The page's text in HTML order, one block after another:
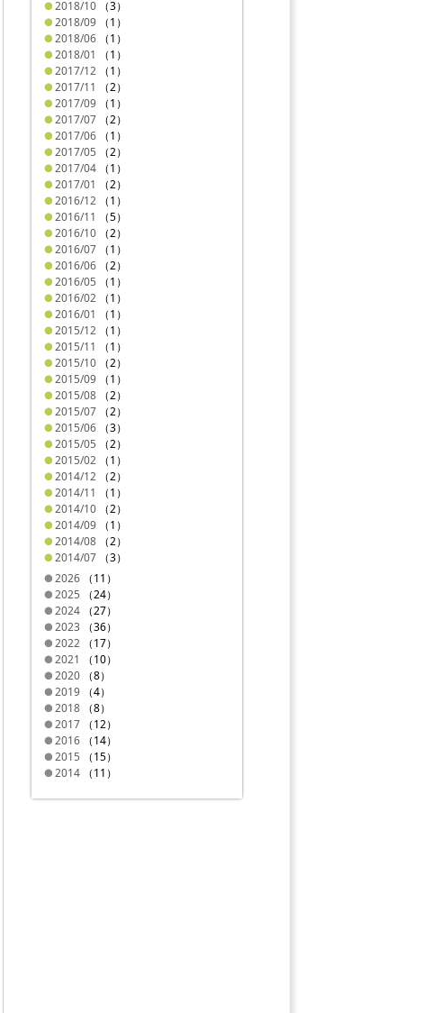
2018/10 （3）
2018/09 （1）
2018/06 （1）
2018/01
（1）
2017/12 （1）
2017/11
（2）
2017/09 （1）
2017/07 （2）
2017/06 （1）
2017/05 （2）
2017/04 （1）
2017/01
（2）
2016/12 （1）
2016/11
（5）
2016/10 （2）
2016/07 （1）
2016/06 （2）
2016/05 （1）
2016/02 （1）
2016/01
（1）
2015/12 （1）
2015/11
（1）
2015/10 （2）
2015/09 （1）
2015/08 （2）
2015/07 （2）
2015/06 （3）
2015/05 （2）
2015/02 （1）
2014/12 （2）
2014/11
（1）
2014/10 （2）
2014/09 （1）
2014/08 （2）
2014/07 （3）
2026 （11）
2025 （24）
2024 （27）
2023 （36）
2022 （17）
2021
（10）
2020 （8）
2019 （4）
2018 （8）
2017 （12）
2016 （14）
2015 （15）
2014 （11）